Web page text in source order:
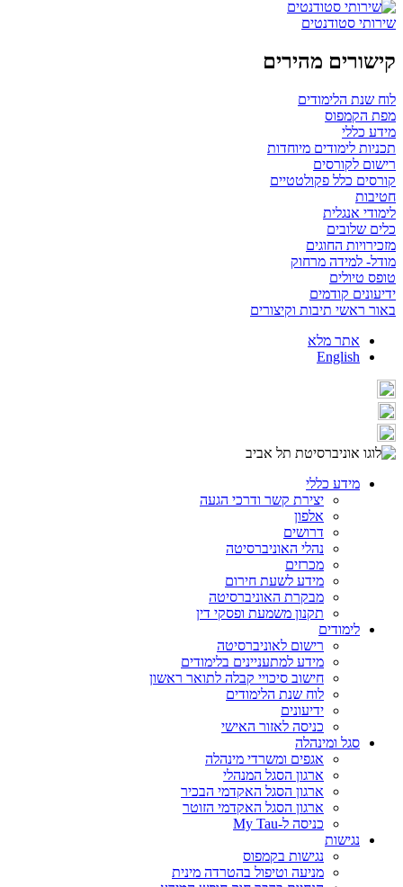
שירותי סטודנטים
קישורים מהירים
לוח שנת הלימודים
מפת הקמפוס
מידע כללי
תכניות לימודים מיוחדות
רישום לקורסים
קורסים כלל פקולטטיים
חטיבות
לימודי אנגלית
כלים שלובים
מזכירויות החוגים
מודל- למידה מרחוק
טופס טיולים
ידיעונים קודמים
באור ראשי תיבות וקיצורים
אתר מלא
English
מידע כללי
יצירת קשר ודרכי הגעה
אלפון
דרושים
נהלי האוניברסיטה
מכרזים
מידע לשעת חירום
מבקרת האוניברסיטה
תקנון משמעת ופסקי דין
לימודים
רישום לאוניברסיטה
מידע למתעניינים בלימודים
חישוב סיכויי קבלה לתואר ראשון
לוח שנת הלימודים
ידיעונים
כניסה לאזור האישי
סגל ומינהלה
אגפים ומשרדי מינהלה
ארגון הסגל המנהלי
ארגון הסגל האקדמי הבכיר
ארגון הסגל האקדמי הזוטר
כניסה ל-My Tau
נגישות
נגישות בקמפוס
מניעה וטיפול בהטרדה מינית